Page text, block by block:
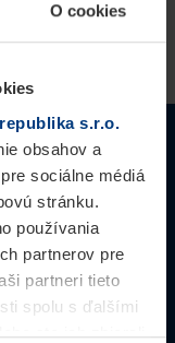
O cookies
s.r.o.
obsahov a
sociálne médiá
stránku.
používania
partnerov pre
partneri tieto
spolu s ďalšími
ste ich zbierali
KON­TAKT